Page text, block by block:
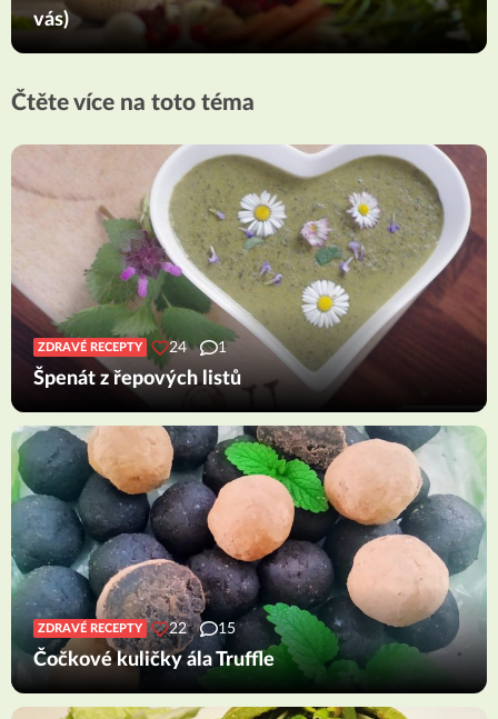
vás)
Čtěte více na toto téma
ZDRAVÉ RECEPTY 24 1
Špenát z řepových listů
ZDRAVÉ RECEPTY 22 15
Čočkové kuličky ála Truffle